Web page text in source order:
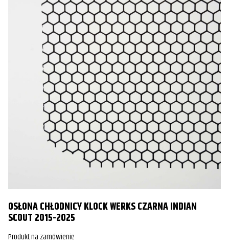
VTX1800R/S
2002
VTX1800R/S
2003
VTX1800R/S
2004
VTX1800R/S
2005
VTX1800R/S
2006
VTX1800R/S
2007
VTX1800R/S 2008
OSŁONA CHŁODNICY KLOCK WERKS CZARNA INDIAN
SCOUT 2015-2025
Produkt na zamówienie